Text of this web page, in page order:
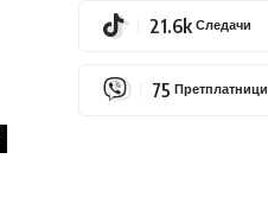
21.6k Следачи
75 Претплатници